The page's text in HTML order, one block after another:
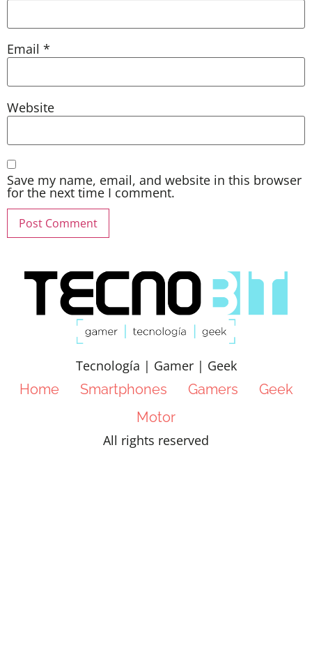
Email *
Website
Save my name, email, and website in this browser
for the next time I comment.
Tecnología | Gamer | Geek
Home
Smartphones Gamers
Geek
Motor
All rights reserved